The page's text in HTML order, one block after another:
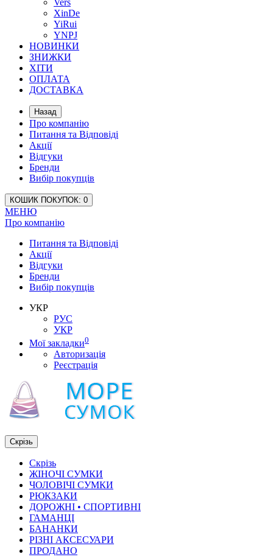
Vers
XinDe
YiRui
YNPJ
НОВИНКИ
ЗНИЖКИ
ХІТИ
ОПЛАТА
ДОСТАВКА
Назад
Про компанію
Питання та Відповіді
Акції
Відгуки
Бренди
Вибір покупців
КОШИК ПОКУПОК: 0
МЕНЮ
Про компанію
Питання та Відповіді
Акції
Відгуки
Бренди
Вибір покупців
УКР
РУС
УКР
Мої закладки0
Авторизація
Реєстрація
Скрізь
Скрізь
ЖІНОЧІ СУМКИ
ЧОЛОВІЧІ СУМКИ
РЮКЗАКИ
ДОРОЖНІ • СПОРТИВНІ
ГАМАНЦІ
БАНАНКИ
РІЗНІ АКСЕСУАРИ
ПРОДАНО